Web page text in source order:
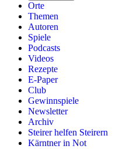
Orte
Themen
Autoren
Spiele
Podcasts
Videos
Rezepte
E-Paper
Club
Gewinnspiele
Newsletter
Archiv
Steirer helfen Steirern
Kärntner in Not